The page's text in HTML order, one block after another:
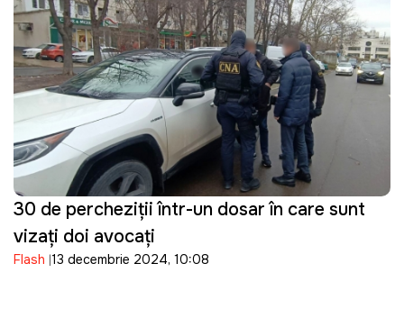
30 de percheziții într-un dosar în care sunt
vizați doi avocați
Flash 13 decembrie 2024, 10:08